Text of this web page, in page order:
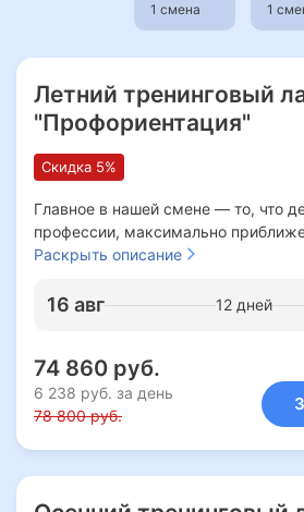
1 смена 1
Летний тренинговый
"Профориентация"
Скидка 5%
Главное в нашей смене — то, что
профессии, максимально
Как это происходит?
В течение смены ребята играют в
специальные отделы, которые
работы тем, кто не справился или
Участники зарабатывают
Раскрыть описание
16 авг 12 дней
74 860 руб.
6 238 руб. за день
78 800 руб.